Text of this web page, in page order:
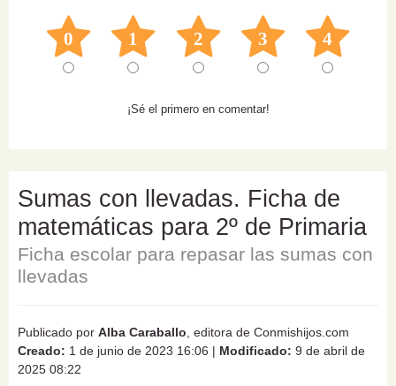
0 1 2 3 4
¡Sé el primero en comentar!
Sumas con llevadas. Ficha de
matemáticas para 2º de Primaria
Ficha escolar para repasar las sumas con
llevadas
Publicado por Alba Caraballo, editora de Conmishijos.com
Creado: 1 de junio de 2023 16:06 | Modificado: 9 de abril de
2025 08:22